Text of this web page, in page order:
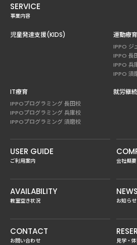
SERVICE
事業内容
児童発達支援(KIDS) 運動療育
IPPO ジ
IPPO 長
IPPO 兵
IPPO 須
IT療育
IPPOプログラミング 長田校
IPPOプログラミング 兵庫校
IPPOプログラミング 須磨校
就労継
USER GUIDE
ご利用案内 会社概要
AVAILABILITY
教室空き状況
NEWS
お知らせ
CONTACT
お問い合わせ 見学・